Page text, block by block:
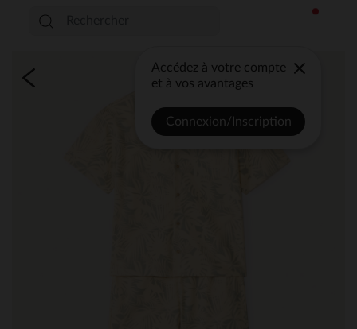
Accédez à votre compte
et à vos avantages
Connexion/Inscription